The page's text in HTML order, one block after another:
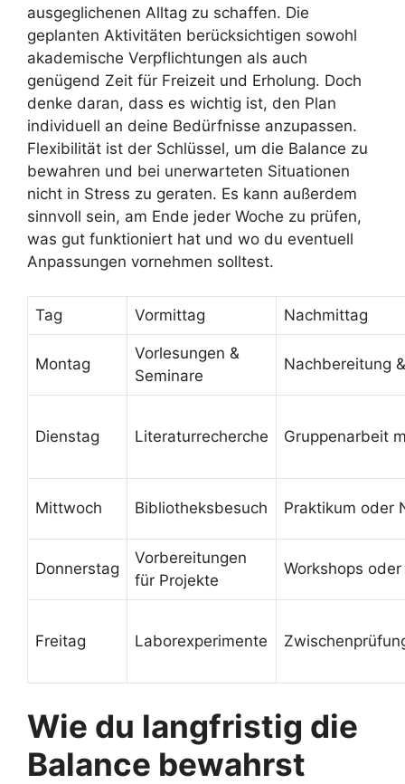
ausgeglichenen Alltag zu schaffen. Die
geplanten Aktivitäten berücksichtigen sowohl
akademische Verpflichtungen als auch
genügend Zeit für Freizeit und Erholung. Doch
denke daran, dass es wichtig ist, den Plan
individuell an deine Bedürfnisse anzupassen.
Flexibilität ist der Schlüssel, um die Balance zu
bewahren und bei unerwarteten Situationen
nicht in Stress zu geraten. Es kann außerdem
sinnvoll sein, am Ende jeder Woche zu prüfen,
was gut funktioniert hat und wo du eventuell
Anpassungen vornehmen solltest.
Tag Vormittag Nachmittag
Montag
Vorlesungen &
Seminare
Nachbereitung
Dienstag Literaturrecherche Gruppenarbeit
Mittwoch Bibliotheksbesuch Praktikum oder
Donnerstag
Vorbereitungen
für Projekte
Workshops
Freitag Laborexperimente
Wie du langfristig die
Balance bewahrst